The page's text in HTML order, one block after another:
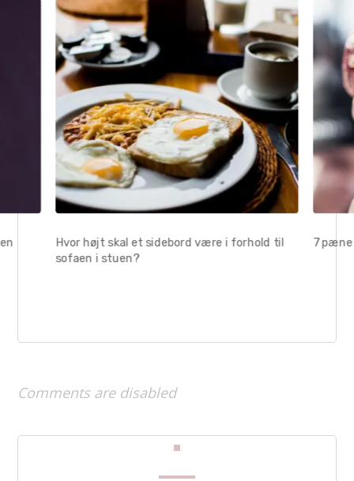
Hvor højt skal et sidebord være i forhold til
sofaen i stuen?
7
Comments are disabled